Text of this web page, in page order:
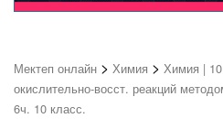
Мектеп онлайн > Химия > Химия |
окислительно-восст. реакций
6ч. 10 класс.